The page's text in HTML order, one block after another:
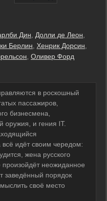
Дин Долли де Леон
Берлин Хенрик Дорсин
Оливер Форд
в роскошный
пассажиров,
бизнесмена,
оружия, и гения IT.
идёт своим чередом:
жена русского
произойдёт неожиданное
заведённый порядок
своё место